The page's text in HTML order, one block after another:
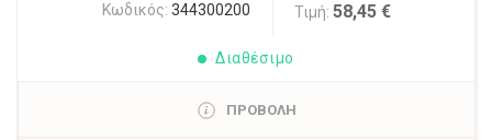
Κωδικός: 344300200 Τιμή: 58,45 €
Διαθέσιμο
ΠΡΟΒΟΛΗ